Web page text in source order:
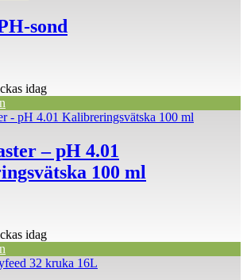
sond
idag
– pH 4.01
100 ml
idag